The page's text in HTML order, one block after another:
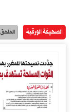
الصحيفة الورقية الملحق